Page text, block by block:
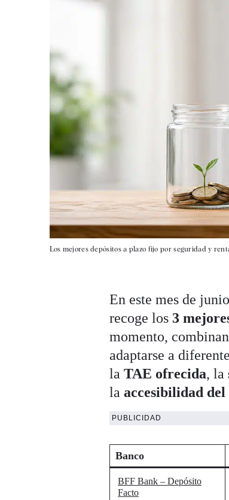
Los mejores depósitos a plazo fijo por seguridad y
En este mes de
recoge los 3
momento,
adaptarse a
laTAE ofrecida, la
laaccesibilidad
PUBLICIDAD
Banco
BFF Bank – Depósito
Facto